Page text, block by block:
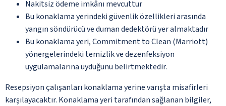
Nakitsiz ödeme imkânı mevcuttur
Bu konaklama yerindeki güvenlik özellikleri arasında
yangın söndürücü ve duman dedektörü yer almaktadır
Bu konaklama yeri, Commitment to Clean (Marriott)
yönergelerindeki temizlik ve dezenfeksiyon
uygulamalarına uyduğunu belirtmektedir.
Resepsiyon çalışanları konaklama yerine varışta misafirleri
karşılayacaktır. Konaklama yeri tarafından sağlanan bilgiler,